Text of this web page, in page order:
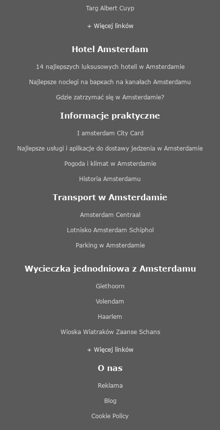
Targ Albert Cuyp
+ Więcej linków
Hotel Amsterdam
14 najlepszych luksusowych hoteli w Amsterdamie
Najlepsze noclegi na baркach na kanałach Amsterdamu
Gdzie zatrzymać się w Amsterdamie?
Informacje praktyczne
I amsterdam City Card
Najlepsze usługi i aplikacje do dostawy jedzenia w Amsterdamie
Pogoda i klimat w Amsterdamie
Historia Amsterdamu
Transport w Amsterdamie
Amsterdam Centraal
Lotnisko Amsterdam Schiphol
Parking w Amsterdamie
Wycieczka jednodniowa z Amsterdamu
Giethoorn
Volendam
Haarlem
Wioska Wiatraków Zaanse Schans
+ Więcej linków
O nas
Reklama
Blog
Cookie Policy